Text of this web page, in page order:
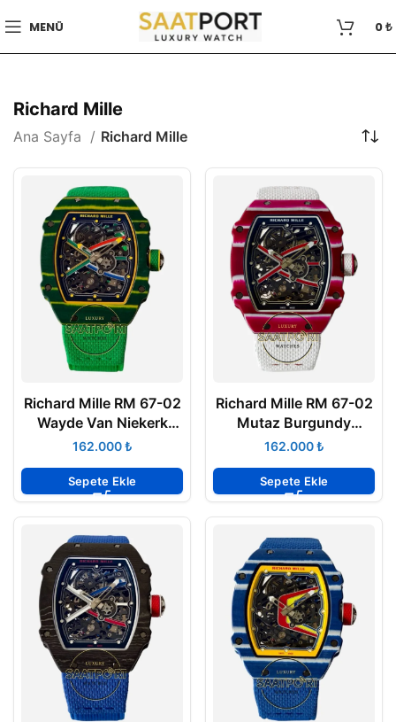
MENÜ 0₺
Richard Mille
Ana Sayfa Richard Mille
Richard Mille RM 67-02
Wayde Van Niekerk
Green Carbon Super
₺
Sepete Ekle
Richard Mille RM 67-02
Mutaz Burgundy
Carbon Super Clone
₺
Sepete Ekle